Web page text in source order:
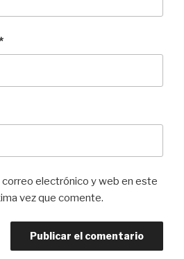
correo electrónico y web en este
vez que comente.